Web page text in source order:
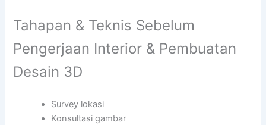
Tahapan & Teknis Sebelum
Pengerjaan Interior & Pembuatan
Desain 3D
Survey lokasi
Konsultasi gambar